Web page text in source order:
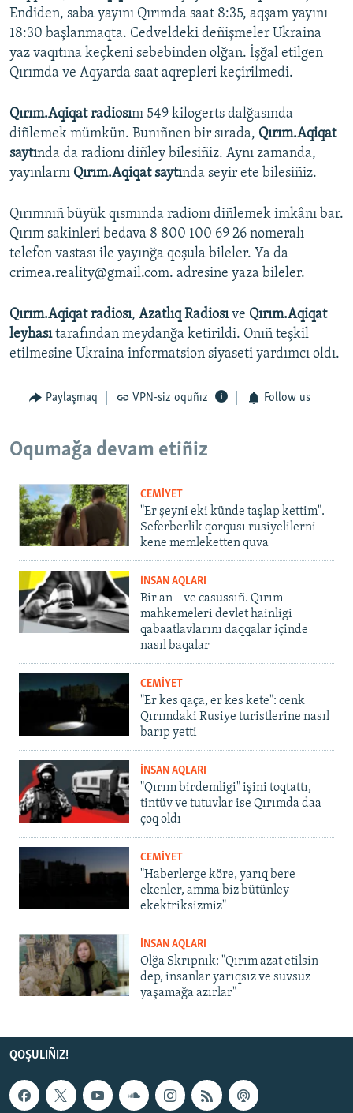
Endiden, saba yayını Qırımda saat 8:35, aqşam yayını
18:30 başlanmaqta. Cedveldeki deñişmeler Ukraina
yaz vaqıtına keçkeni sebebinden olğan. İşğal etilgen
Qırımda ve Aqyarda saat aqrepleri keçirilmedi.
Qırım.Aqiqat radiosını 549 kilogerts dalğasında
diñlemek mümkün. Bunıñnen bir sırada, Qırım.Aqiqat
saytında da radionı diñley bilesiñiz. Aynı zamanda,
yayınlarnı Qırım.Aqiqat saytında seyir ete bilesiñiz.
Qırımnıñ büyük qısmında radionı diñlemek imkânı bar.
Qırım sakinleri bedava 8 800 100 69 26 nomeralı
telefon vastası ile yayınğa qoşula bileler. Ya da
crimea.reality@gmail.com. adresine yaza bileler.
Qırım.Aqiqat radiosı, Azatlıq Radiosıve Qırım.Aqiqat
leyhasıtarafından meydanğa ketirildi. Onıñ teşkil
etilmesine Ukraina informatsion siyaseti yardımcı oldı.
Paylaşmaq VPN-siz oquñız Follow us
Oqumağa devam etiñiz
CEMİYET
"Er şeyni eki künde taşlap kettim".
Seferberlik qorqusı rusiyelilerni
kene memleketten quva
İNSAN AQLARI
Bir an – ve casussıñ. Qırım
mahkemeleri devlet hainligi
qabaatlavlarını daqqalar içinde
nasıl baqalar
CEMİYET
"Er kes qaça, er kes kete": cenk
Qırımdaki Rusiye turistlerine nasıl
barıp yetti
İNSAN AQLARI
"Qırım birdemligi" işini toqtattı,
tintüv ve tutuvlar ise Qırımda daa
çoq oldı
CEMİYET
"Haberlerge köre, yarıq bere
ekenler, amma biz bütünley
ekektriksizmiz"
İNSAN AQLARI
Olğa Skrıpnık: "Qırım azat etilsin
dep, insanlar yarıqsız ve suvsuz
yaşamağa azırlar"
QOŞULIÑIZ!